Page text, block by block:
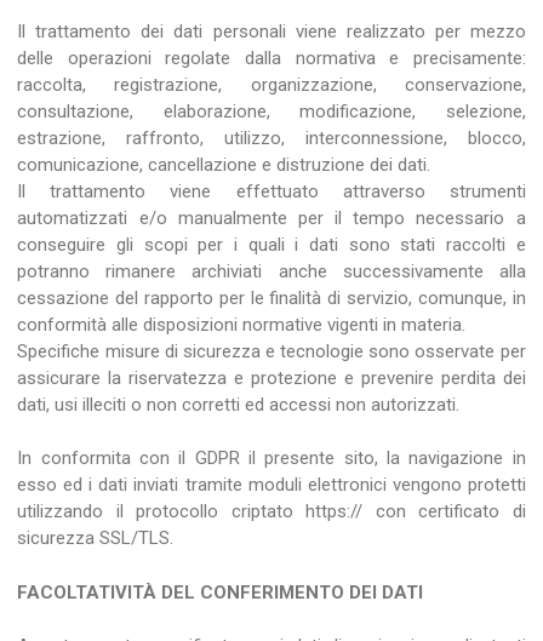
Il trattamento dei dati personali viene realizzato per mezzo
delle operazioni regolate dalla normativa e precisamente:
raccolta, registrazione, organizzazione, conservazione,
consultazione, elaborazione, modificazione, selezione,
estrazione, raffronto, utilizzo, interconnessione, blocco,
comunicazione, cancellazione e distruzione dei dati.
Il trattamento viene effettuato attraverso strumenti
automatizzati e/o manualmente per il tempo necessario a
conseguire gli scopi per i quali i dati sono stati raccolti e
potranno rimanere archiviati anche successivamente alla
cessazione del rapporto per le finalità di servizio, comunque, in
conformità alle disposizioni normative vigenti in materia.
Specifiche misure di sicurezza e tecnologie sono osservate per
assicurare la riservatezza e protezione e prevenire perdita dei
dati, usi illeciti o non corretti ed accessi non autorizzati.
In conformita con il GDPR il presente sito, la navigazione in
esso ed i dati inviati tramite moduli elettronici vengono protetti
utilizzando il protocollo criptato https:// con certificato di
sicurezza SSL/TLS.
FACOLTATIVITÀ DEL CONFERIMENTO DEI DATI